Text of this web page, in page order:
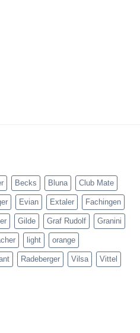
Becks Bluna Club Mate
Evian Extaler Fachingen
Gilde Graf Rudolf Granini
light orange
Radeberger Vilsa Vittel